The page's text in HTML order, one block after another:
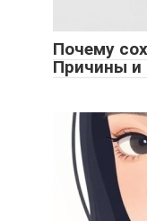
Почему
Причины и